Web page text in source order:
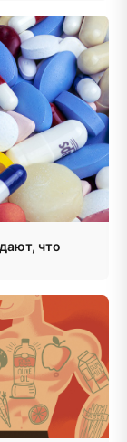
что